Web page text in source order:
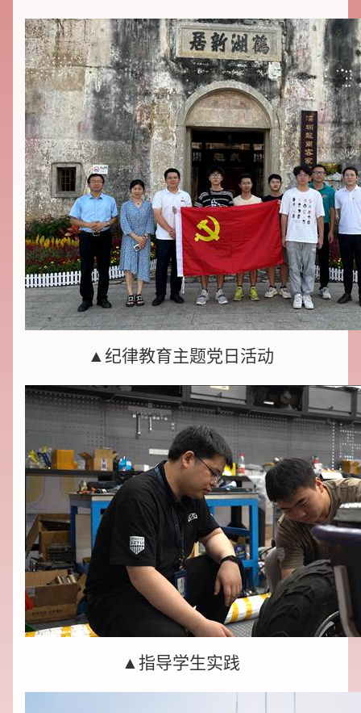
▲纪律教育主题党日活动
▲指导学生实践